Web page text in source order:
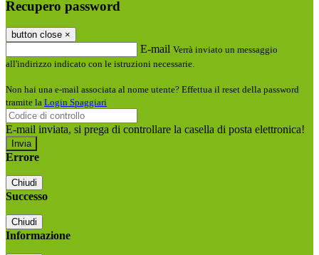
Recupero password
button close ×
E-mail Verrà inviato un messaggio
all'indirizzo indicato con le istruzioni necessarie.
Non hai una e-mail associata al nome utente? Effettua il reset della password
tramite la Login Spaggiari
E-mail inviata, si prega di controllare la casella di posta elettronica!
Errore
Chiudi
Successo
Chiudi
Informazione